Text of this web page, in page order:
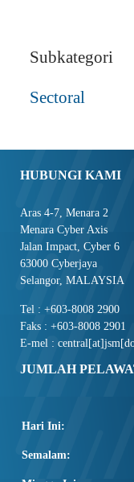
Subkategori
Sectoral
HUBUNGI KAMI
Aras 4-7, Menara 2
Menara Cyber Axis
Jalan Impact, Cyber 6
63000 Cyberjaya
Selangor, MALAYSIA
Tel : +603-8008 2900
Faks : +603-8008 2901
E-mel :
JUMLAH
Hari Ini:
Semalam: